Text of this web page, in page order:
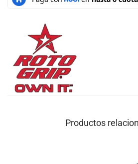
Productos